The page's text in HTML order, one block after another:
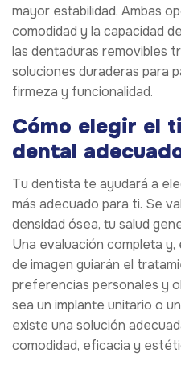
mayor estabilidad. Ambas
comodidad y la capacidad
las dentaduras removibles
soluciones duraderas para
firmeza y funcionalidad.
Cómo elegir el
dental
Tu dentista te ayudará a
más adecuado para ti. Se
densidad ósea, tu salud
Una evaluación completa y,
de imagen guiarán el
preferencias personales y
sea un implante unitario o
existe una solución
comodidad, eficacia y